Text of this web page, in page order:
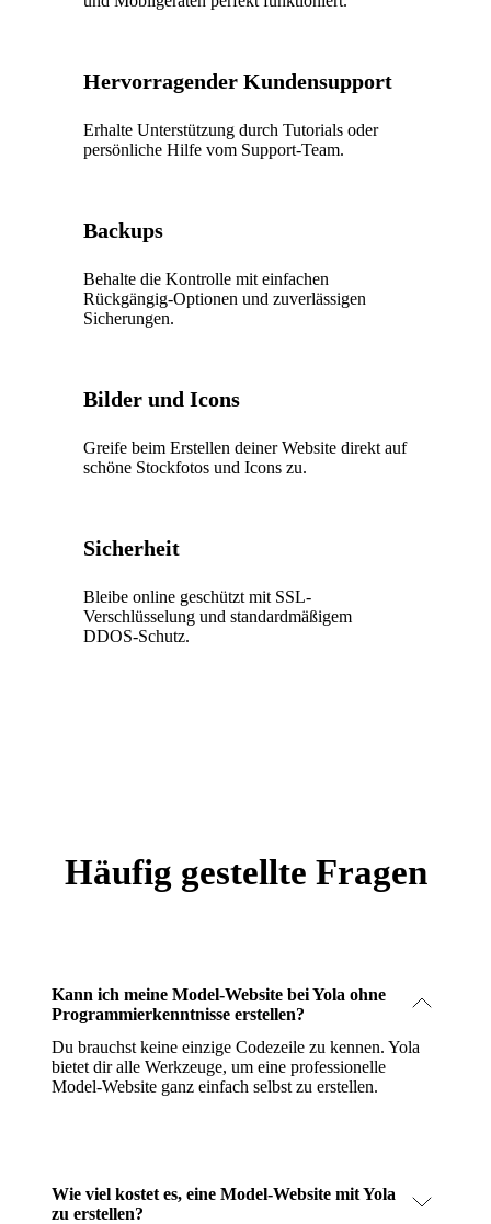
Hervorragender Kundensupport
Erhalte Unterstützung durch Tutorials oder
persönliche Hilfe vom Support-Team.
Backups
Behalte die Kontrolle mit einfachen
Rückgängig-Optionen und zuverlässigen
Sicherungen.
Bilder und Icons
Greife beim Erstellen deiner Website direkt auf
schöne Stockfotos und Icons zu.
Sicherheit
Bleibe online geschützt mit SSL-
Verschlüsselung und standardmäßigem
DDOS-Schutz.
Häufig gestellte Fragen
Kann ich meine Model-Website bei Yola ohne
Programmierkenntnisse erstellen?
Du brauchst keine einzige Codezeile zu kennen. Yola
bietet dir alle Werkzeuge, um eine professionelle
Model-Website ganz einfach selbst zu erstellen.
Wie viel kostet es, eine Model-Website mit Yola
zu erstellen?